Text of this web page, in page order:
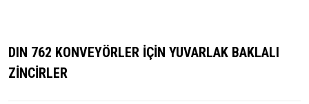
DIN 762 KONVEYÖRLER İÇİN YUVARLAK BAKLALI
ZİNCİRLER